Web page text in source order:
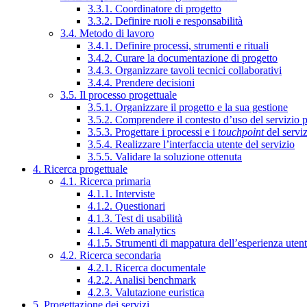
3.3.1. Coordinatore di progetto
3.3.2. Definire ruoli e responsabilità
3.4. Metodo di lavoro
3.4.1. Definire processi, strumenti e rituali
3.4.2. Curare la documentazione di progetto
3.4.3. Organizzare tavoli tecnici collaborativi
3.4.4. Prendere decisioni
3.5. Il processo progettuale
3.5.1. Organizzare il progetto e la sua gestione
3.5.2. Comprendere il contesto d’uso del servizio
3.5.3. Progettare i processi e i touchpointdel
3.5.4. Realizzare l’interfaccia utente del servizio
3.5.5. Validare la soluzione ottenuta
4. Ricerca progettuale
4.1. Ricerca primaria
4.1.1. Interviste
4.1.2. Questionari
4.1.3. Test di usabilità
4.1.4. Web analytics
4.1.5. Strumenti di mappatura dell’esperienza
4.2. Ricerca secondaria
4.2.1. Ricerca documentale
4.2.2. Analisi benchmark
4.2.3. Valutazione euristica
5. Progettazione dei servizi